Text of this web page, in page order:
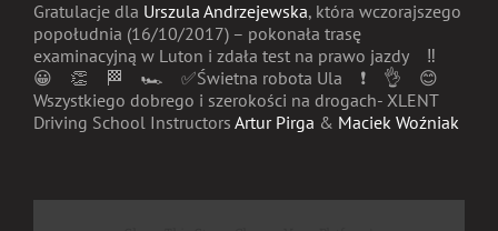
Gratulacje dla Urszula Andrzejewska, która wczorajszego
popołudnia (16/10/2017) – pokonała trasę
examinacyjną w Luton i zdała test na prawo jazdy
‼️
😀
👏 🏁 🏎 ✅Świetna robota Ula ❗️ 👌
😊
Wszystkiego dobrego i szerokości na drogach- XLENT
Driving School Instructors Artur Pirga & Maciek Woźniak